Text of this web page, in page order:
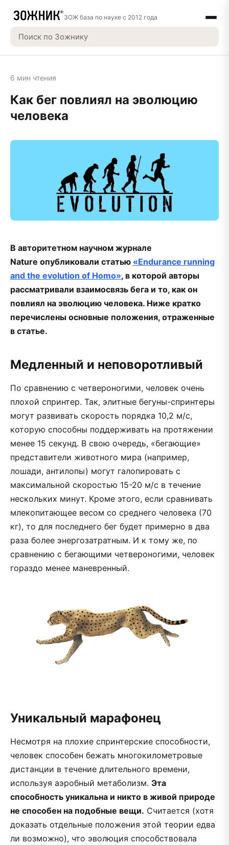
ЗОЖ база по науке с 2012 года
6 мин чтения
Как бег повлиял на эволюцию
человека
В авторитетном научном журнале
Nature опубликовали статью «Endurance running
and the evolution of Homo», в которой авторы
рассматривали взаимосвязь бега и то, как он
повлиял на эволюцию человека. Ниже кратко
перечислены основные положения, отраженные
в статье.
Медленный и неповоротливый
По сравнению с четвероногими, человек очень
плохой спринтер. Так, элитные бегуны-спринтеры
могут развивать скорость порядка 10,2 м/с,
которую способны поддерживать на протяжении
менее 15 секунд. В свою очередь, «бегающие»
представители животного мира (например,
лошади, антилопы) могут галопировать с
максимальной скоростью 15-20 м/с в течение
нескольких минут. Кроме этого, если сравнивать
млекопитающее весом со среднего человека (70
кг), то для последнего бег будет примерно в два
раза более энергозатратным. И к тому же, по
сравнению с бегающими четвероногими, человек
гораздо менее маневренный.
Уникальный марафонец
Несмотря на плохие спринтерские способности,
человек способен бежать многокилометровые
дистанции в течение длительного времени,
используя аэробный метаболизм. Эта
способность уникальна и никто в живой природе
не способен на подобные вещи. Считается (хотя
доказать отдельные положения этой теории едва
ли возможно), что эволюция способствовала